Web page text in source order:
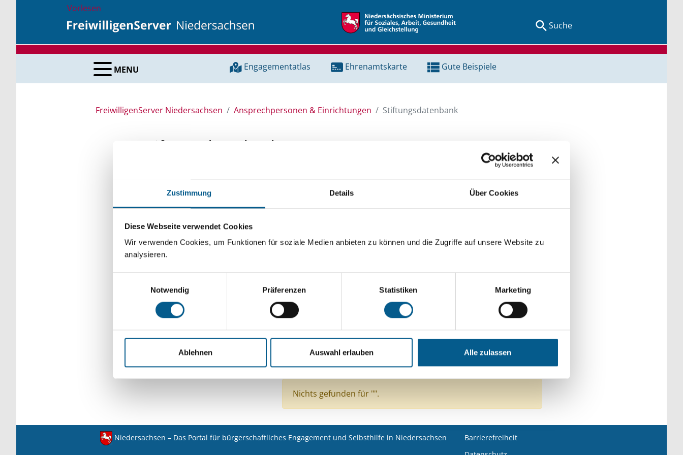
Zustimmung Details Über Cookies
Diese Webseite verwendet Cookies
Wir verwenden Cookies, um Funktionen für soziale Medien anbieten zu können und die Zugriffe auf unsere Website zu
analysieren.
Notwendig
Präferenzen Statistiken Marketing
Ablehnen Auswahl erlauben Alle zulassen
Vorlesen
Suche
MENU Engagementatlas Ehrenamtskarte Gute Beispiele
FreiwilligenServer Niedersachsen Ansprechpersonen & Einrichtungen Stiftungsdatenbank
Stiftungsdatenbank
Recherchieren Sie in unserer Stiftungsdatenbank nach Themen, Kategorien, Suchbegriffen und Orten.
Bei der Suche bitte die Groß- und Kleinschreibung beachten.
Bitte Suchbegriff eingeben. Ergebnisse können durch die Wahl von Bereichen oder Kategorien
verfeinert werden.
Suchen
Aktive Filter:
Kategorie: Wohlfahrtswesen
Kategorie: Denkmalschutz
Kategorie: Menschen mit Behinderung
Kategorie: Kunst & Kultur
Kategorie: Seniorinnen, Senioren & Pflege
Stiftungstyp: Lokal tätige Stiftung
Alle Filter entfernen
Nichts gefunden für "".
Niedersachsen – Das Portal für bürgerschaftliches Engagement und Selbsthilfe in Niedersachsen
Barrierefreiheit